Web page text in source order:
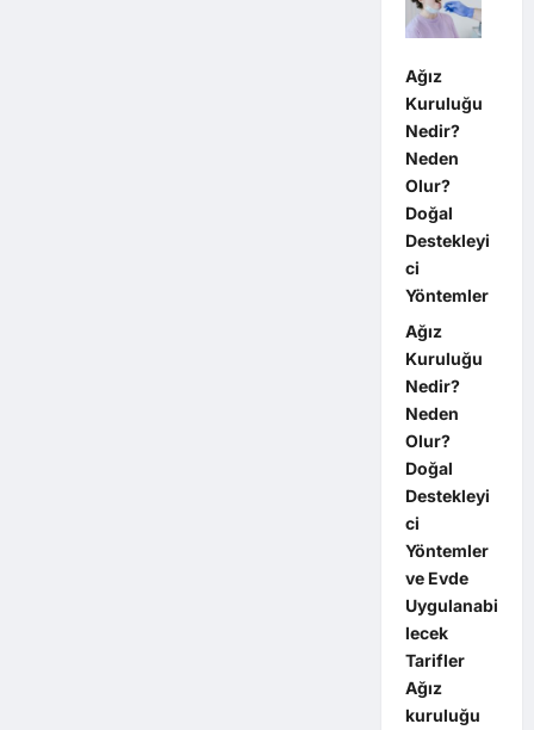
Ağız
Kuruluğu
Nedir?
Neden
Olur?
Doğal
Destekleyi
ci
Yöntemler
Ağız
Kuruluğu
Nedir?
Neden
Olur?
Doğal
Destekleyi
ci
Yöntemler
ve Evde
Uygulanabi
lecek
Tarifler
Ağız
kuruluğu